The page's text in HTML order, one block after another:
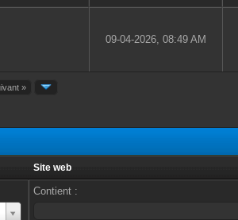
09-04-2026, 08:49 AM
»
Site web
Contient :